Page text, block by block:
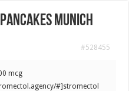
Munich
#528455
mcg
#]stromectol